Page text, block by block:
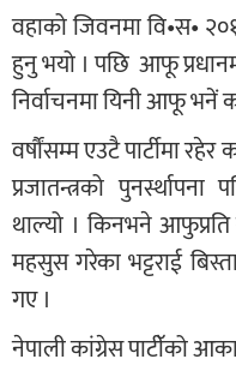
वहाको जिवनमा वि•स•
हुनु भयो । पछि आफू
निर्वाचनमा यिनी आफू भनें
वर्षौंसम्म एउटै पार्टीमा
प्रजातन्त्रको
थाल्यो । किनभने आफुप्रति
महसुस गरेका भट्टराई
गए ।
नेपाली कांग्रेस पाटीॅको